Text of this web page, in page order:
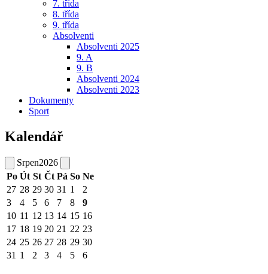
7. třída
8. třída
9. třída
Absolventi
Absolventi 2025
9. A
9. B
Absolventi 2024
Absolventi 2023
Dokumenty
Sport
Kalendář
Srpen2026
Po Út St Čt Pá So Ne
27 28 29 30 31 1
2
3
4 5 6 7 8
9
10 11 12 13 14 15 16
17 18 19 20 21 22 23
24 25 26 27 28 29 30
31 1 2 3 4 5 6